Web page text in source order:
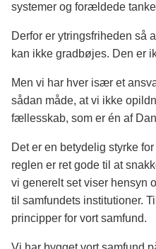
systemer og forældede
Derfor er ytringsfriheden så
kan ikke gradbøjes. Den er
Men vi har hver især et
sådan måde, at vi ikke
fællesskab, som er én af
Det er en betydelig styrke
reglen er ret gode til at
vi generelt set viser hensyn
til samfundets institutioner.
principper for vort samfund.